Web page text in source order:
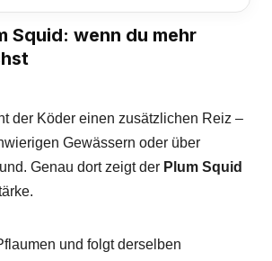
Squid: wenn du mehr
der Köder einen zusätzlichen Reiz –
Gewässern oder über
Genau dort zeigt der Plum Squid
und folgt derselben